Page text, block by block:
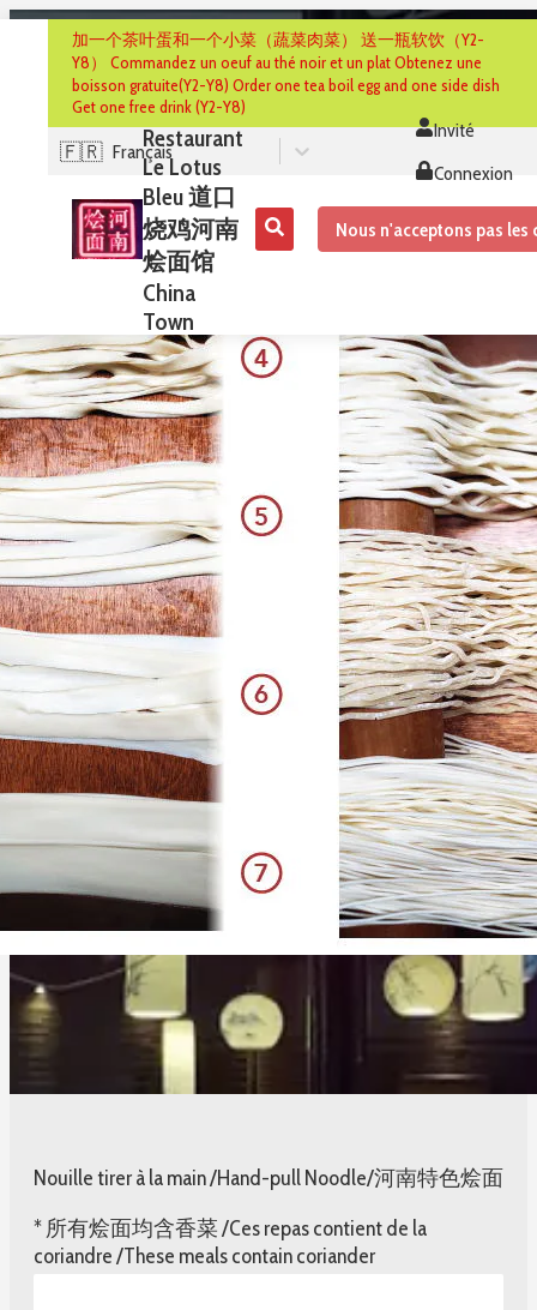
加一个茶叶蛋和一个小菜（蔬菜肉菜） 送一瓶软饮（Y2-
Y8） Commandez un oeuf au thé noir et un plat Obtenez une
boisson gratuite(Y2-Y8) Order one tea boil egg and one side dish
Get one free drink (Y2-Y8)
🇫🇷 Français
Invité
Connexion
Restaurant
Le Lotus
Bleu 道口
烧鸡河南
烩面馆
China
Town
Nous n'acceptons pas les
Nouille tirer à la main /Hand-pull Noodle/河南特色烩面
* 所有烩面均含香菜 /Ces repas contient de la
coriandre /These meals contain coriander